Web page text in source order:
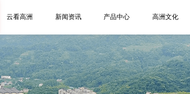
云看高洲 新闻资讯 产品中心 高洲文化